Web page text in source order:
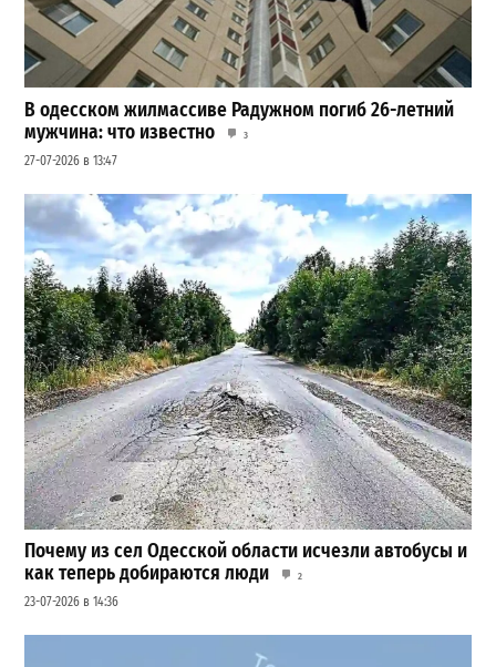
В одесском жилмассиве Радужном погиб 26-летний
мужчина: что известно
3
27-07-2026 в 13:47
Почему из сел Одесской области исчезли автобусы и
как теперь добираются люди
2
23-07-2026 в 14:36